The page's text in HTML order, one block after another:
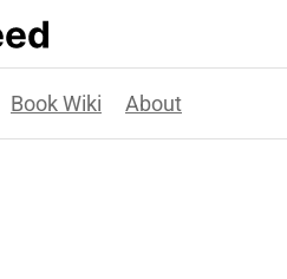
Book Wiki About